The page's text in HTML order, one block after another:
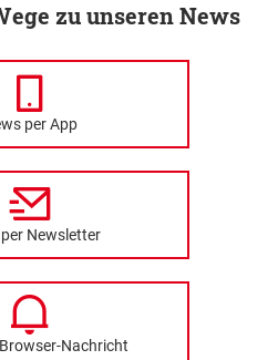
zu unseren News
per App
Newsletter
Nachricht